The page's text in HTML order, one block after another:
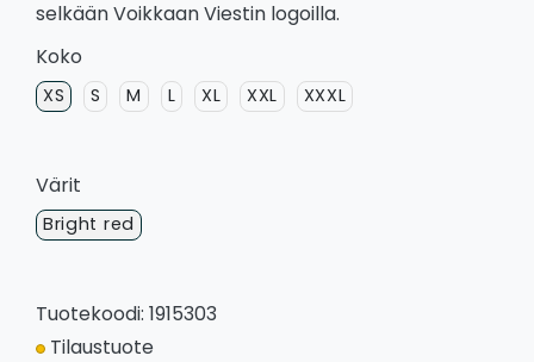
selkään Voikkaan Viestin logoilla.
Koko
XS S M L XL XXL XXXL
Värit
Bright red
Tuotekoodi: 1915303
Tilaustuote